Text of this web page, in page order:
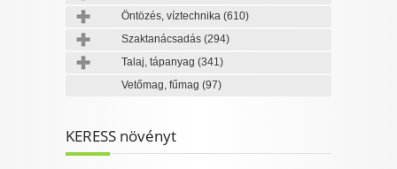
Öntözés, víztechnika (610)
Szaktanácsadás (294)
Talaj, tápanyag (341)
Vetőmag, fűmag (97)
KERESS növényt